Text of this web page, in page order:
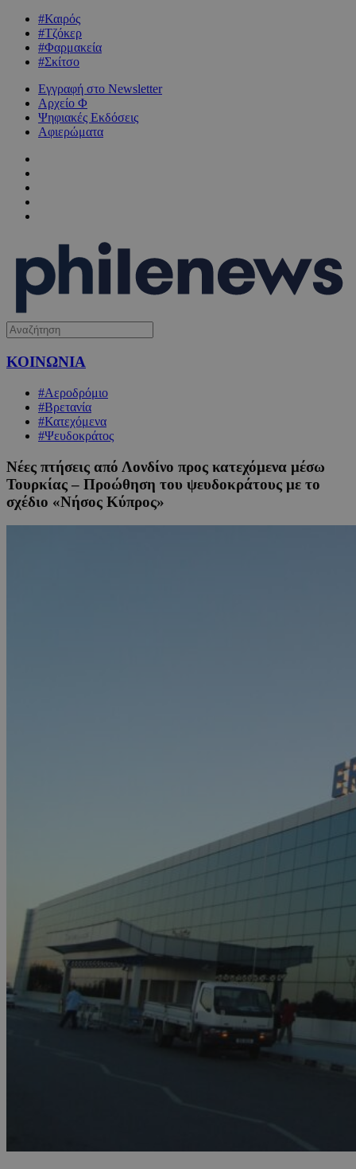
#Καιρός
#Τζόκερ
#Φαρμακεία
#Σκίτσο
Εγγραφή στο Newsletter
Αρχείο Φ
Ψηφιακές Εκδόσεις
Αφιερώματα
ΚΟΙΝΩΝΙΑ
#Αεροδρόμιο
#Βρετανία
#Κατεχόμενα
#Ψευδοκράτος
Νέες πτήσεις από Λονδίνο προς κατεχόμενα μέσω
Τουρκίας – Προώθηση του ψευδοκράτους με το
σχέδιο «Νήσος Κύπρος»